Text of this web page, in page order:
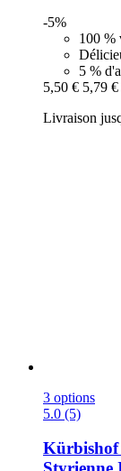
-5%
100 %
5 %
5,50 € 5,79 €
Livraison
3 options
5.0 (5)